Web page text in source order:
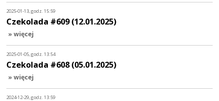
2025-01-13, godz. 15:59
Czekolada #609 (12.01.2025)
» więcej
2025-01-05, godz. 13:54
Czekolada #608 (05.01.2025)
» więcej
2024-12-29, godz. 13:59